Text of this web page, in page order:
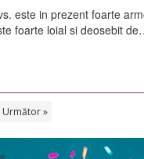
este in prezent foarte
foarte loial si deosebit
Următor »